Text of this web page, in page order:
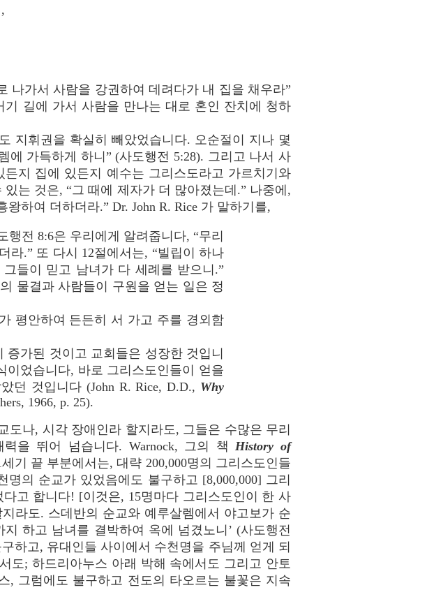
나가서 사람을 강권하여 데려다가 내 집을 채우라”
길에 가서 사람을 만나는 대로 혼인 잔치에 청하
지휘권을 확실히 빼았었습니다. 오순절이 지나 몇
에 가득하게 하니” (사도행전 5:28). 그리고 나서 사
지 집에 있든지 예수는 그리스도라고 가르치기와
는 것은, “그 때에 제자가 더 많아졌는데.” 나중에,
하여 더하더라.” Dr. John R. Rice 가 말하기를,
전 8:6은 우리에게 알려줍니다, “무리
.” 또 다시 12절에서는, “빌립이 하나
들이 믿고 남녀가 다 세례를 받으니.”
물결과 사람들이 구원을 얻는 일은 정
안하여 든든히 서 가고 주를 경외함
가된 것이고 교회들은 성장한 것입니
이었습니다, 바로 그리스도인들이 얻을
던 것입니다 (John R. Rice, D.D., Why
1966, p. 25).
도나, 시각 장애인라 할지라도, 그들은 수많은 무리
을 뛰어 넘습니다. Warnock, 그의 책History of
기 끝 부분에서는, 대략 200,000명의 그리스도인들
의 순교가 있었음에도 불구하고 [8,000,000] 그리
고 합니다! [이것은, 15명마다 그리스도인이 한 사
라도. 스데반의 순교와 예루살렘에서 야고보가 순
하고 남녀를 결박하여 옥에 넘겼노니’ (사도행전
하고, 유대인들 사이에서 수천명을 주님께 얻게 되
도; 하드리아누스 아래 박해 속에서도 그리고 안토
, 그럼에도 불구하고 전도의 타오르는 불꽃은 지속